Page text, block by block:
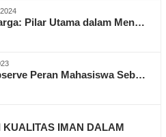
Pilar Utama dalam Men…
Peran Mahasiswa Seb…
KUALITAS IMAN DALAM